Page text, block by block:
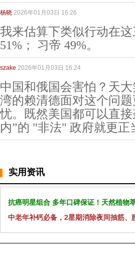
杨晓 2026年01月03日 16:26
我来估算下类似行动在
51%； 习帝 49%。
szake 2026年01月03日 16:24
中国和俄国会害怕？天
湾的赖清德面对这个问
忧。既然美国都可以直
内”的 "非法" 政府就更正
实用资讯
抗癌明星组合 多年口碑保证！天然植物
中老年补钙必备，2星期消除夜间抽筋